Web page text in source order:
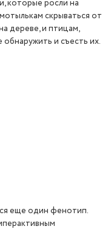
которые росли на
скрываться от
дереве, и птицам,
и съесть их.
еще один фенотип.